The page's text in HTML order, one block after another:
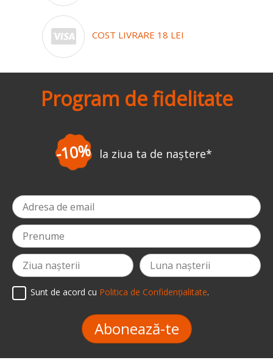
COST LIVRARE 18 LEI
Program de fidelitate
la ziua ta de naștere*
Sunt de acord cu Politica de Confidențialitate.
Abonează-te